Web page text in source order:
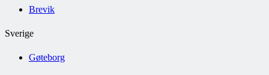
Brevik
Sverige
Gøteborg